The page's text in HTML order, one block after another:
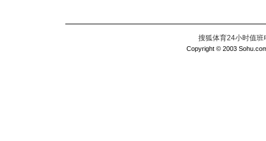
搜狐体育24小时值
Copyright © 2003